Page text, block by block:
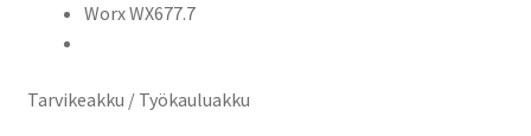
Worx WX677.7
Tarvikeakku / Työkauluakku